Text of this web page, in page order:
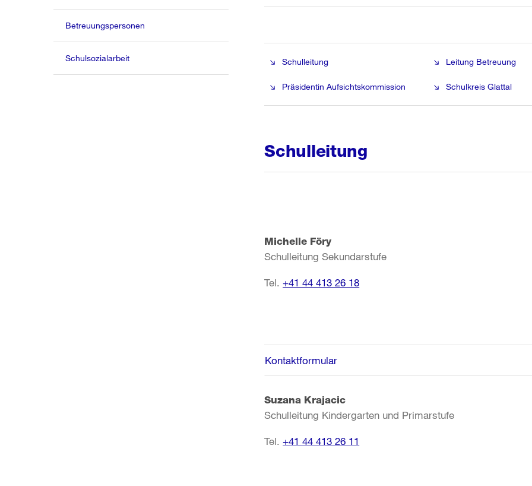
Schulleitung Leitung Betreuung
Präsidentin Aufsichtskommission Schulkreis Glattal
Schulleitung
Michelle Föry
Schulleitung Sekundarstufe
Tel.+41 44 413 26 18
Kontaktformular
Suzana Krajacic
Schulleitung Kindergarten und Primarstufe
Tel.+41 44 413 26 11
Betreuungspersonen
Schulsozialarbeit